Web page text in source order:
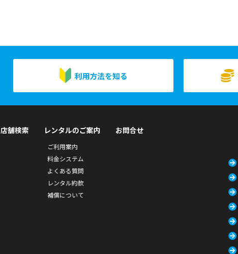
利用方法を知る
店舗検索 レンタルのご案内
ご利用案内
料金システム
よくある質問
レンタル約款
補償について
お問合せ